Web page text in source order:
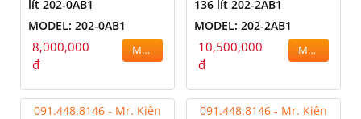
lít 202-0AB1
MODEL: 202-0AB1
8,000,000
đ
MUA
136 lít 202-2AB1
MODEL: 202-2AB1
10,500,000
đ
MUA
091.448.8146 - Mr. Kiên 091.448.8146 - Mr. Kiên